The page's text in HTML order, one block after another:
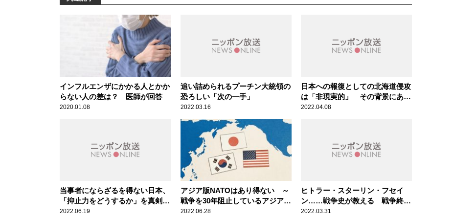
インフルエンザにかかる人とかか
らない人の差は？ 医師が回答
2020.01.08
追い詰められるプーチン大統領の
恐ろしい「次の一手」
2022.03.16
日本への報復としての北海道侵攻
は「非現実的」 その背景にある
ロシア軍の現況
2022.04.08
当事者にならざるを得ない日本、
「抑止力をどうするか」を真剣に
国会で議論するべき
2022.06.19
アジア版NATOはあり得ない ～
戦争を30年阻止しているアジアで
の「2国間同盟による連携」
2022.06.28
ヒトラー・スターリン・フセイ
ン……戦争史が教える 戦争終結
への3つシナリオ
2022.03.31